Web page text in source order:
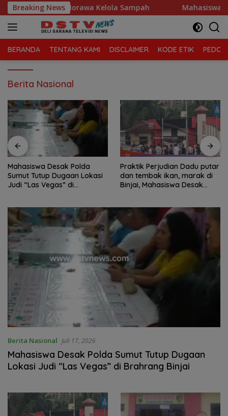
Langsung
ke
konten
Breaking News
Tanjung Morawa Kelola Sampah Mahasiswa
BERANDA TENTANG KAMI DISCLAIMER KODE ETIK
Berita Nasional
Mahasiswa Desak Polda
Sumut Tutup Dugaan Lokasi
Judi “Las Vegas” di
Praktik Perjudian Dadu putar
dan tembak ikan, marak di
Binjai, Mahasiswa Desak
Berita Nasional Juli 17, 2026
Mahasiswa Desak Polda Sumut Tutup Dugaan
Lokasi Judi “Las Vegas” di Brahrang Binjai